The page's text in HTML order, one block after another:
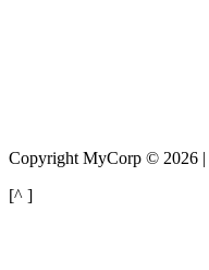
Copyright MyCorp © 2026 |
[^ ]